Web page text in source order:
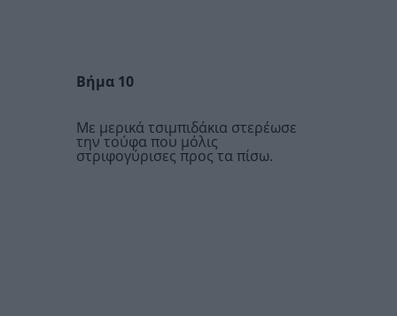
Βήμα 10
Με μερικά τσιμπιδάκια στερέωσε
την τούφα που μόλις
στριφογύρισες προς τα πίσω.